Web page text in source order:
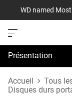
WD named
Présentation
Spécifications
Accueil Tous
Disques durs